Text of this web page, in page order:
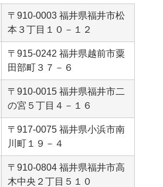
〒910-0003 福井県福井市松
本３丁目１０－１２
〒915-0242 福井県越前市粟
田部町３７－６
〒910-0015 福井県福井市二
の宮５丁目４－１６
〒917-0075 福井県小浜市南
川町１９－４
〒910-0804 福井県福井市高
木中央２丁目５１０